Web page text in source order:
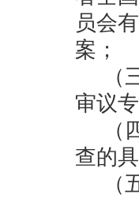
员会
案；
审议
查的